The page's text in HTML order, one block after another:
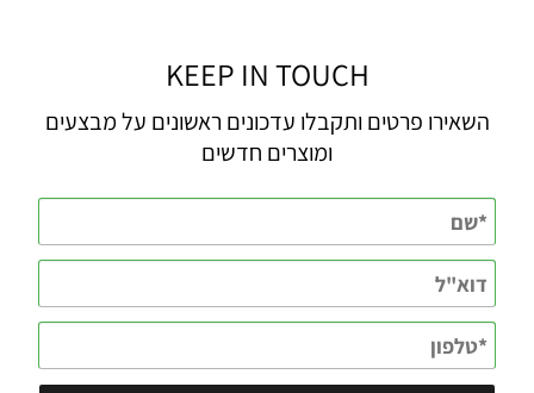
KEEP IN TOUCH
השאירו פרטים ותקבלו עדכונים ראשונים על מבצעים
ומוצרים חדשים